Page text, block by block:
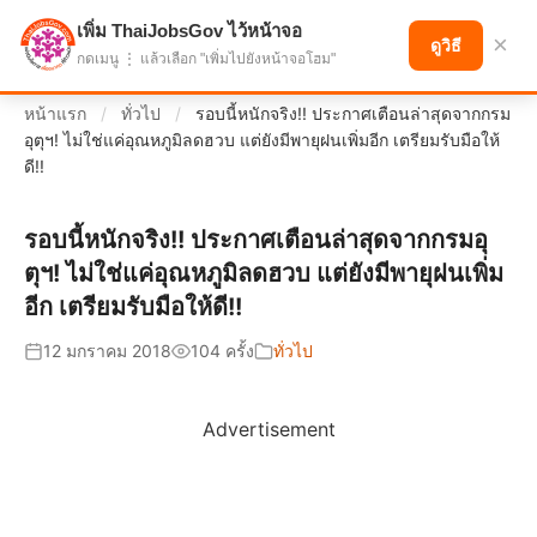
แบ่งปันโอกาส เพื่ออนาคตที่ก้าวหน้า
หน้าแรก / ทั่วไป /
รอบนี้หนักจริง!! ประกาศเตือนล่าสุดจากกรม
อุตุฯ! ไม่ใช่แค่อุณหภูมิลดฮวบ แต่ยังมีพายุฝนเพิ่มอีก เตรียมรับมือให้
ดี!!
รอบนี้หนักจริง!! ประกาศเตือนล่าสุดจากกรมอุ
ตุฯ! ไม่ใช่แค่อุณหภูมิลดฮวบ แต่ยังมีพายุฝนเพิ่ม
อีก เตรียมรับมือให้ดี!!
12 มกราคม 2018 104 ครั้ง ทั่วไป
Advertisement
เพิ่ม ThaiJobsGov ไว้หน้าจอ
กดเมนู ⋮ แล้วเลือก "เพิ่มไปยังหน้าจอโฮม"
ดูวิธี ×